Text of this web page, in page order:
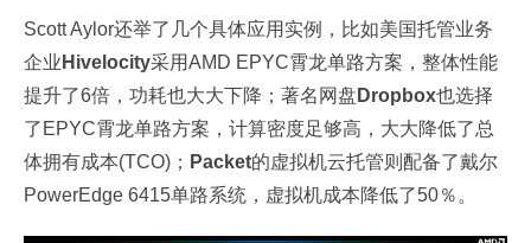
Scott Aylor还举了几个具体应用实例，比如美国托管业务
企业 Hivelocity采用AMD EPYC霄龙单路方案，整体性能
提升了6倍，功耗也大大下降；著名网盘 Dropbox也选择
了EPYC霄龙单路方案，计算密度足够高，大大降低了总
体拥有成本(TCO)； Packet的虚拟机云托管则配备了戴尔
PowerEdge 6415单路系统，虚拟机成本降低了50％。